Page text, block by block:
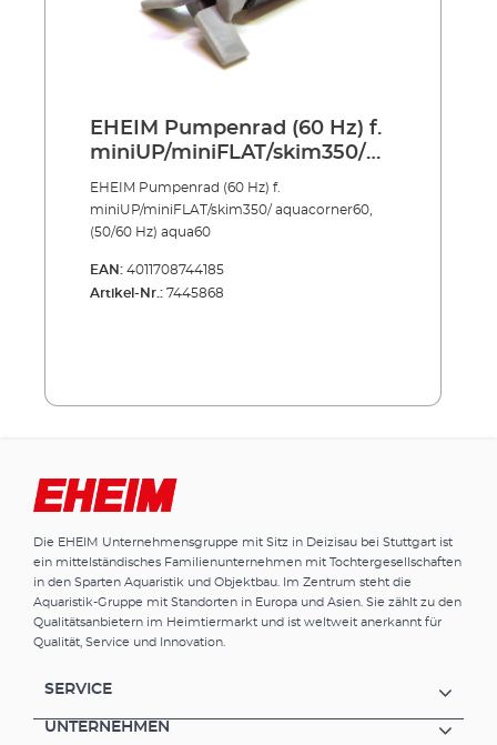
EHEIM Pumpenrad (60 Hz) f.
miniUP/miniFLAT/skim350/
aquacorner60, (50/60 Hz)
aqua60
EHEIM Pumpenrad (60 Hz) f.
miniUP/miniFLAT/skim350/ aquacorner60,
(50/60 Hz) aqua60
EAN: 4011708744185
Artikel-Nr.: 7445868
Die EHEIM Unternehmensgruppe mit Sitz in Deizisau bei Stuttgart ist
ein mittelständisches Familienunternehmen mit Tochtergesellschaften
in den Sparten Aquaristik und Objektbau. Im Zentrum steht die
Aquaristik-Gruppe mit Standorten in Europa und Asien. Sie zählt zu den
Qualitätsanbietern im Heimtiermarkt und ist weltweit anerkannt für
Qualität, Service und Innovation.
SERVICE
UNTERNEHMEN